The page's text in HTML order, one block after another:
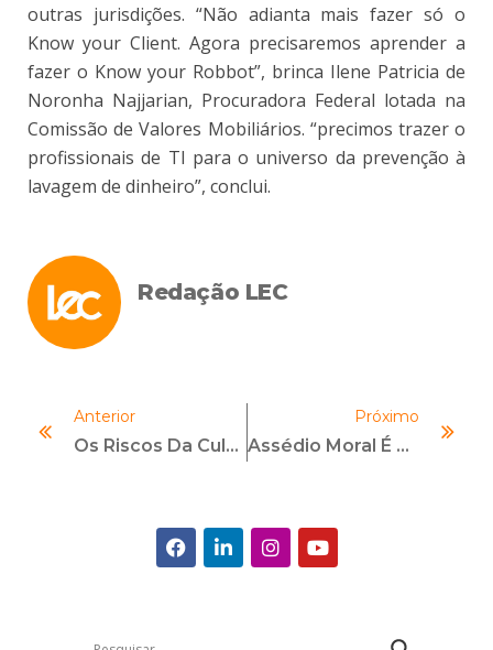
outras jurisdições. “Não adianta mais fazer só o
Know your Client. Agora precisaremos aprender a
fazer o Know your Robbot”, brinca Ilene Patricia de
Noronha Najjarian, Procuradora Federal lotada na
Comissão de Valores Mobiliários. “precimos trazer o
profissionais de TI para o universo da prevenção à
lavagem de dinheiro”, conclui.
Redação LEC
Anterior
Os Riscos Da Cultura Empresarial Nas Operações De M&A
Próximo
Assédio Moral É Sério E Precisa Ser Tratado Com Profundidade